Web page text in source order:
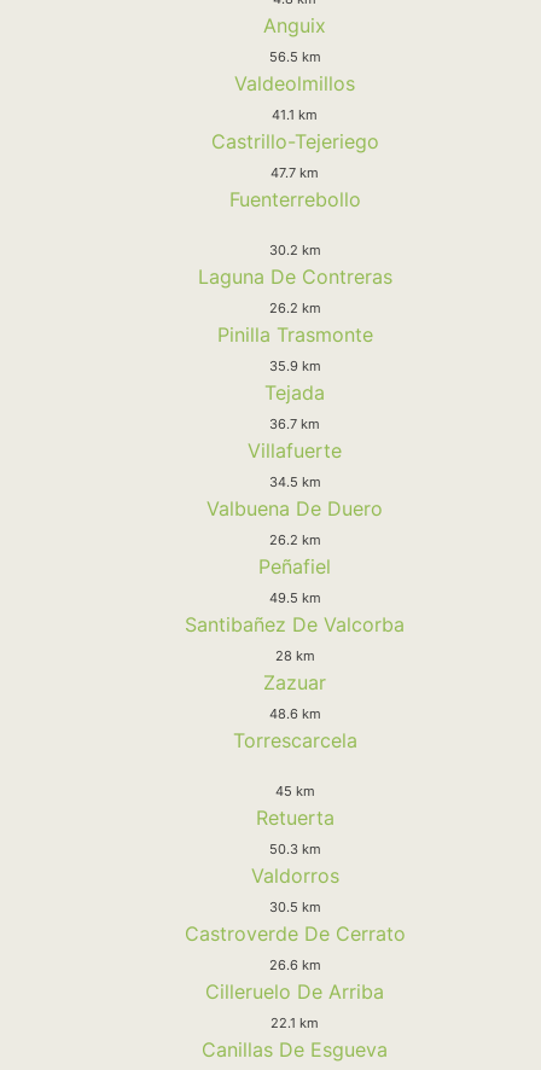
Anguix
56.5 km
Valdeolmillos
41.1 km
Castrillo-Tejeriego
47.7 km
Fuenterrebollo
30.2 km
Laguna De Contreras
26.2 km
Pinilla Trasmonte
35.9 km
Tejada
36.7 km
Villafuerte
34.5 km
Valbuena De Duero
26.2 km
Peñafiel
49.5 km
Santibañez De Valcorba
28 km
Zazuar
48.6 km
Torrescarcela
45 km
Retuerta
50.3 km
Valdorros
30.5 km
Castroverde De Cerrato
26.6 km
Cilleruelo De Arriba
22.1 km
Canillas De Esgueva